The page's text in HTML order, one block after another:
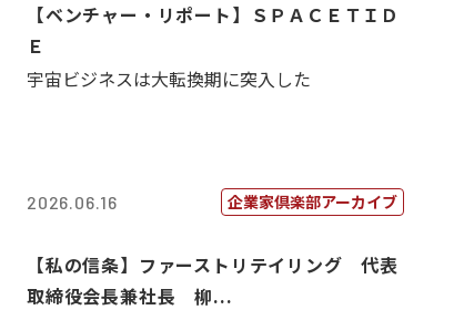
【ベンチャー・リポート】ＳＰＡＣＥＴＩＤ
Ｅ
宇宙ビジネスは大転換期に突入した
2026.06.16 企業家倶楽部アーカイブ
【私の信条】ファーストリテイリング 代表
取締役会長兼社長 柳...